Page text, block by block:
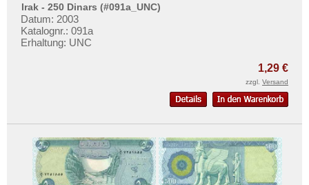
Irak - 250 Dinars (#091a_UNC)
Datum: 2003
Katalognr.: 091a
Erhaltung: UNC
1,29 €
zzgl. Versand